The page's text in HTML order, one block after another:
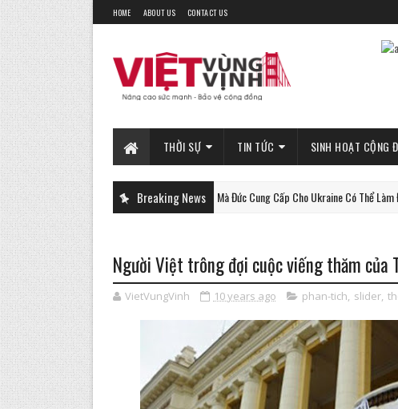
HOME ABOUT US CONTACT US
THỜI SỰ TIN TỨC SINH HOẠT CỘNG
Breaking News
PHAN-TICH Xe Tăng Gepard Mà Đức Cung Cấp Cho Ukraine Có Thể Làm Được Điều Này !
Người Việt trông đợi cuộc viếng thăm của
VietVungVinh 10 years ago phan-tich, slider,